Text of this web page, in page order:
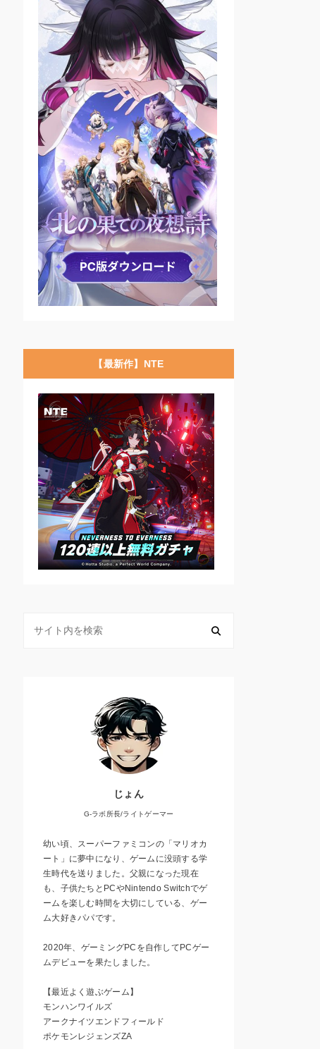
【最新作】NTE
じょん
G-ラボ所長/ライトゲーマー
幼い頃、スーパーファミコンの「マリオカ
ート」に夢中になり、ゲームに没頭する学
生時代を送りました。父親になった現在
も、子供たちとPCやNintendo Switchでゲ
ームを楽しむ時間を大切にしている、ゲー
ム大好きパパです。
2020年、ゲーミングPCを自作してPCゲー
ムデビューを果たしました。
【最近よく遊ぶゲーム】
モンハンワイルズ
アークナイツエンドフィールド
ポケモンレジェンズZA